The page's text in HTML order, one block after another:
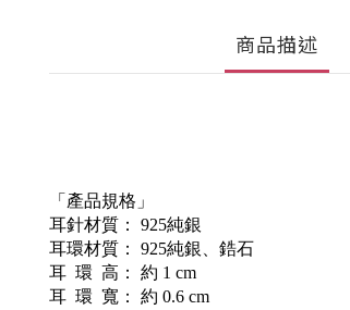
商品描述
「產品規格」
耳針材質： 925純銀
耳環材質： 925純銀、鋯石
耳 環 高： 約 1 cm
耳 環 寬： 約 0.6 cm